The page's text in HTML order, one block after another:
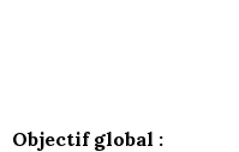
Objectif global :